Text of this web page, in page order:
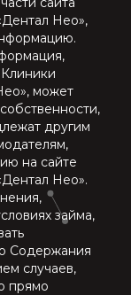
Нео»,
может
другим
на сайте
Нео».
займа,
Содержания
случаев,
прямо